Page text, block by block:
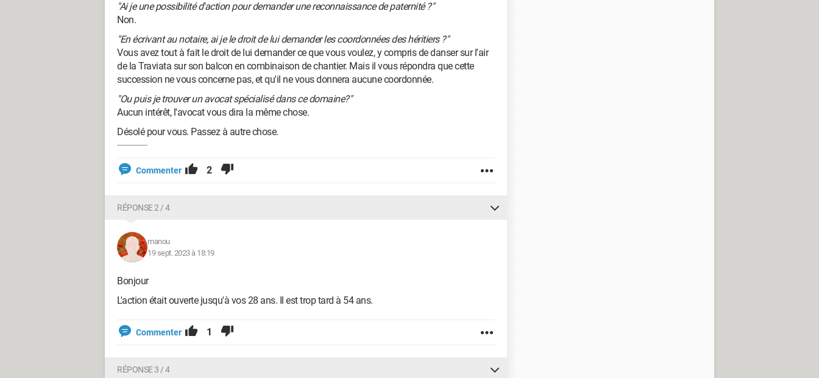
"Ai je une possibilité d'action pour demander une reconnaissance de paternité ?"
Non.
"En écrivant au notaire, ai je le droit de lui demander les coordonnées des héritiers ?"
Vous avez tout à fait le droit de lui demander ce que vous voulez, y compris de danser sur l'air
de la Traviata sur son balcon en combinaison de chantier. Mais il vous répondra que cette
succession ne vous concerne pas, et qu'il ne vous donnera aucune coordonnée.
"Ou puis je trouver un avocat spécialisé dans ce domaine?"
Aucun intérêt, l'avocat vous dira la même chose.
Désolé pour vous. Passez à autre chose.
Commenter 2
RÉPONSE 2 / 4
manou
19 sept. 2023 à 18:19
Bonjour
L'action était ouverte jusqu'à vos 28 ans. Il est trop tard à 54 ans.
Commenter 1
RÉPONSE 3 / 4